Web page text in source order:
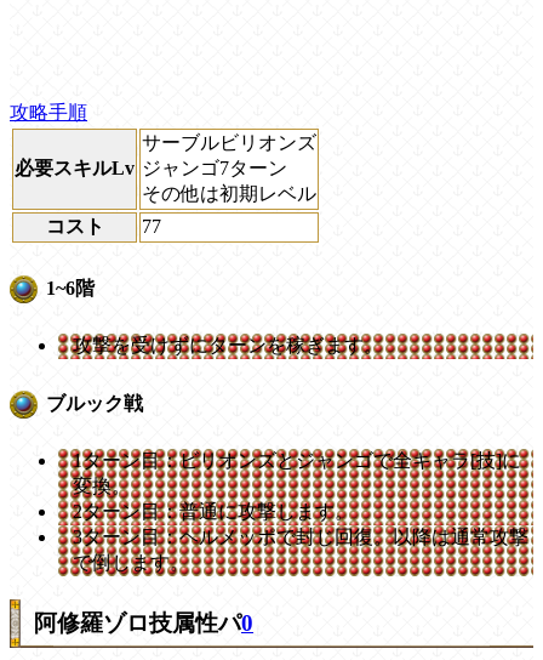
攻略手順
必要スキルLv
サーブルビリオンズ
ジャンゴ7ターン
その他は初期レベル
コスト
77
1~6階
攻撃を受けずにターンを稼ぎます。
ブルック戦
1ターン目：ビリオンズとジャンゴで全キャラ[技]に
変換。
2ターン目：普通に攻撃します。
3ターン目：ヘルメッポで封じ回復。以降は通常攻撃
で倒します。
阿修羅ゾロ技属性パ0